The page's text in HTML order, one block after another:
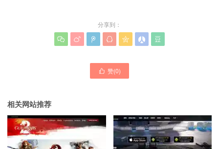
分享到：
      
 赞(0)
相关网站推荐